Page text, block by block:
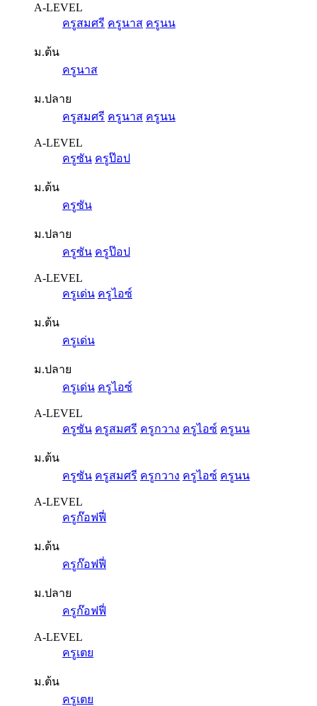
A-LEVEL
ครูสมศรี ครูนาส ครูนน
ม.ต้น
ครูนาส
ม.ปลาย
ครูสมศรี ครูนาส ครูนน
A-LEVEL
ครูซัน ครูป๊อป
ม.ต้น
ครูซัน
ม.ปลาย
ครูซัน ครูป๊อป
A-LEVEL
ครูเด่น ครูไอซ์
ม.ต้น
ครูเด่น
ม.ปลาย
ครูเด่น ครูไอซ์
A-LEVEL
ครูซัน ครูสมศรี ครูกวาง ครูไอซ์ ครูนน
ม.ต้น
ครูซัน ครูสมศรี ครูกวาง ครูไอซ์ ครูนน
A-LEVEL
ครูก๊อฟฟี่
ม.ต้น
ครูก๊อฟฟี่
ม.ปลาย
ครูก๊อฟฟี่
A-LEVEL
ครูเตย
ม.ต้น
ครูเตย